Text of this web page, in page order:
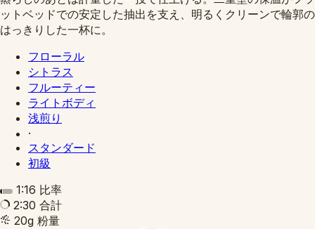
ットベッドでの安定した抽出を支え、明るくクリーンで輪郭の
はっきりした一杯に。
フローラル
シトラス
フルーティー
ライトボディ
浅煎り
·
スタンダード
初級
1:16 比率
2:30 合計
20g 粉量